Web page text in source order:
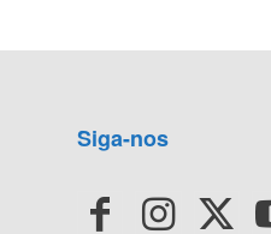
Siga-nos